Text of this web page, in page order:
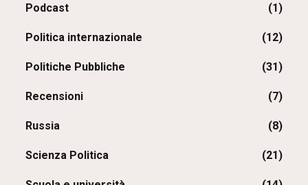
Podcast (1)
Politica internazionale (12)
Politiche Pubbliche (31)
Recensioni (7)
Russia (8)
Scienza Politica (21)